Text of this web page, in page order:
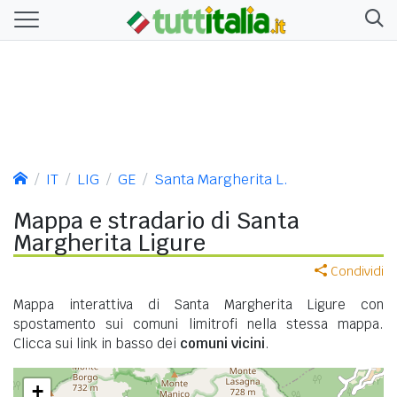
IT LIG GE Santa Margherita L.
Mappa e stradario di Santa
Margherita Ligure
Condividi
Mappa interattiva di Santa Margherita Ligure con
spostamento sui comuni limitrofi nella stessa mappa.
Clicca sui link in basso dei comuni vicini.
+